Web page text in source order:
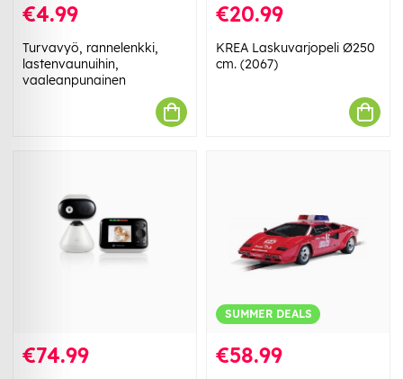
€4.99
Turvavyö, rannelenkki,
lastenvaunuihin,
vaaleanpunainen
€20.99
KREA Laskuvarjopeli Ø250
cm. (2067)
€74.99
SUMMER DEALS
€58.99